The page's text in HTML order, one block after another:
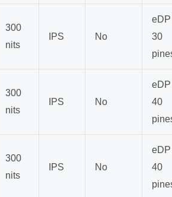
300
nits
IPS No
30
300
nits
IPS No
40
300
nits
IPS No
40